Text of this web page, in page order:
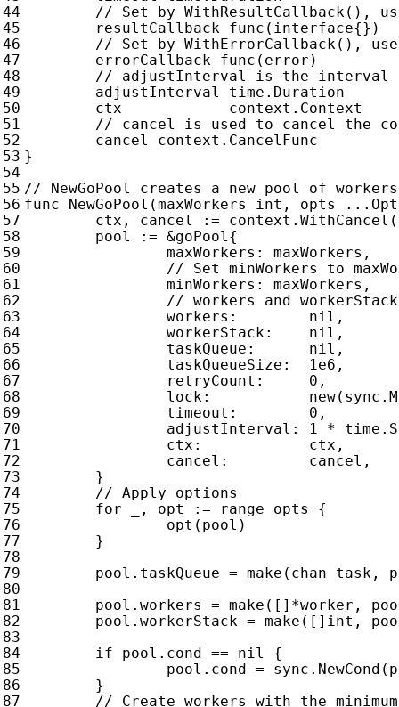
resultCallback
func ( interface{})
errorCallback
func ( error )
adjustInterval
time . Duration
ctx
context . Context
cancel
context . CancelFunc
}
func NewGoPool (maxWorkers int , opts ...
ctx , cancel := context . WithCancel (
pool
:= &goPool {
maxWorkers : maxWorkers ,
minWorkers : maxWorkers ,
workers : nil ,
workerStack : nil ,
taskQueue : nil ,
taskQueueSize : 1e6 ,
retryCount : 0 ,
lock : new( sync .
timeout : 0 ,
adjustInterval : 1 * time .
ctx : ctx ,
cancel : cancel ,
}
for
, opt := range opts
{
opt ( pool )
}
pool . taskQueue = make ( chan task ,
pool . workers = make ([] *worker ,
pool . workerStack = make ([] int ,
if
pool . cond == nil
{
pool . cond = sync . NewCond (
}